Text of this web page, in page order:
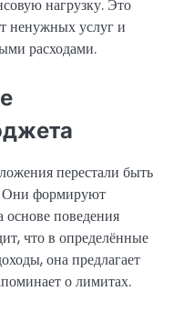
нагрузку. Это
ненужных услуг и
расходами.
перестали быть
Они формируют
поведения
что в определённые
она предлагает
о лимитах.